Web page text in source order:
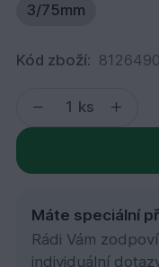
3/75mm
Kód zboží:
ks
Máte speciální
Rádi Vám
individuální